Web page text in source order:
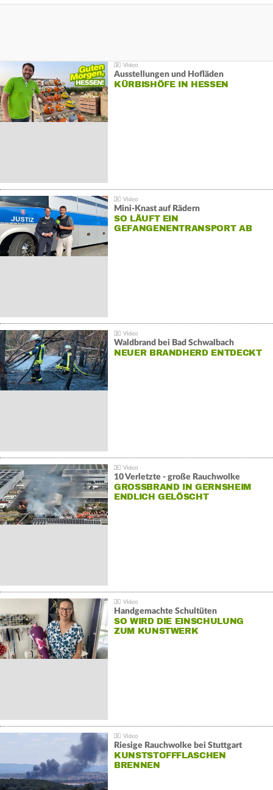
Ausstellungen und Hofläden
KÜRBISHÖFE IN HESSEN
Mini-Knast auf Rädern
SO LÄUFT EIN
GEFANGENENTRANSPORT AB
Waldbrand bei Bad Schwalbach
NEUER BRANDHERD ENTDECKT
10 Verletzte - große Rauchwolke
GROSSBRAND IN GERNSHEIM E
NDLICH GELÖSCHT
Handgemachte Schultüten
SO WIRD DIE EINSCHULUNG
ZUM KUNSTWERK
Riesige Rauchwolke bei Stuttgart
KUNSTSTOFFFLASCHEN
BRENNEN